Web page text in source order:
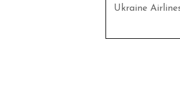
Ukraine